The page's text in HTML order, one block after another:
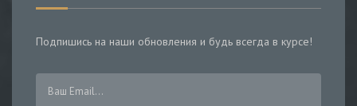
Подпишись на наши обновления и будь всегда в курсе!